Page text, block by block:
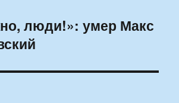
люди!»: умер Макс